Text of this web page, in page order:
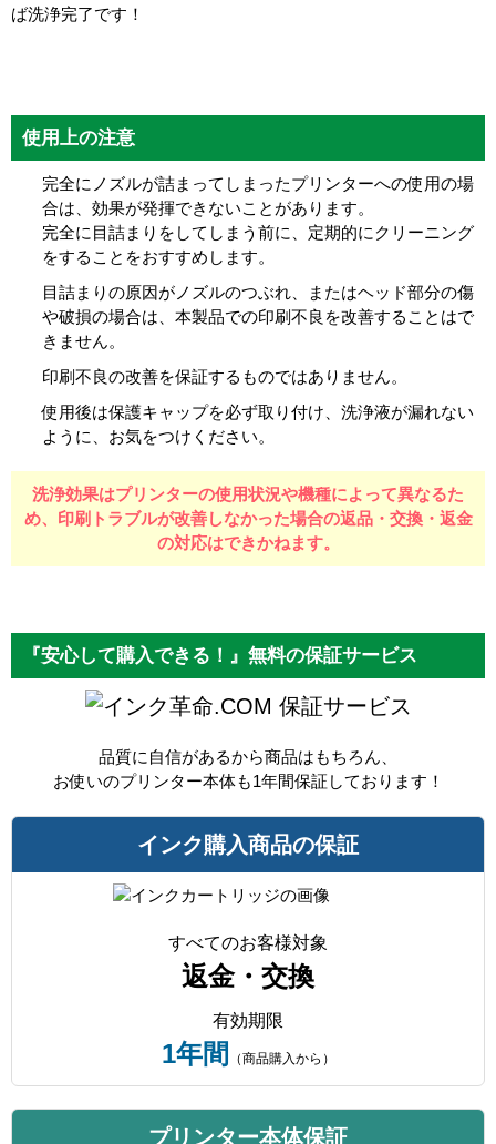
ば洗浄完了です！
使用上の注意
完全にノズルが詰まってしまったプリンターへの使用の場
合は、効果が発揮できないことがあります。
完全に目詰まりをしてしまう前に、定期的にクリーニング
をすることをおすすめします。
目詰まりの原因がノズルのつぶれ、またはヘッド部分の傷
や破損の場合は、本製品での印刷不良を改善することはで
きません。
印刷不良の改善を保証するものではありません。
使用後は保護キャップを必ず取り付け、洗浄液が漏れない
ように、お気をつけください。
洗浄効果はプリンターの使用状況や機種によって異なるた
め、 印刷トラブルが改善しなかった場合の返品・交換・返金
の対応はできかねます。
『安心して購入できる！』無料の保証サービス
保証サービス
品質に自信があるから商品はもちろん、
お使いのプリンター本体も1年間保証しております！
インク購入商品の保証
すべてのお客様対象
返金・交換
有効期限
1年間 （商品購入から）
プリンター本体保証